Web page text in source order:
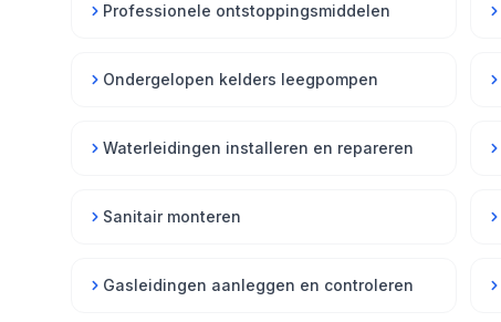
Professionele ontstoppingsmiddelen
Ondergelopen kelders leegpompen
Waterleidingen installeren en repareren
Sanitair monteren
Gasleidingen aanleggen en controleren